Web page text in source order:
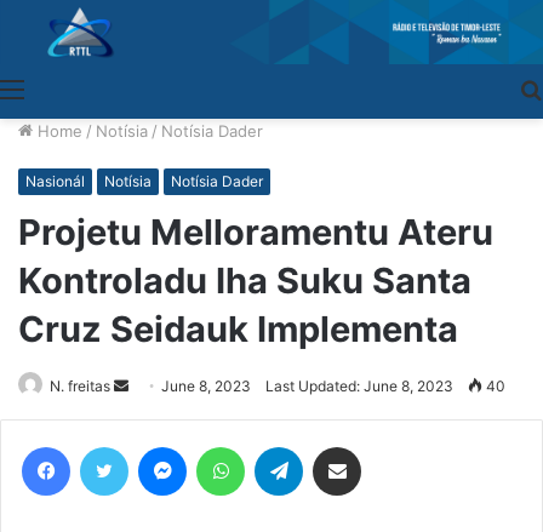
Home / Notísia / Notísia Dader
Nasionál Notísia Notísia Dader
Projetu Melloramentu Ateru
Kontroladu Iha Suku Santa
Cruz Seidauk Implementa
N. freitas
Send
an
email
June 8, 2023 Last Updated: June 8, 2023 40